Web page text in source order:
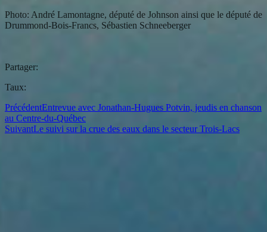
Photo: André Lamontagne, député de Johnson ainsi que le député de
Drummond-Bois-Francs, Sébastien Schneeberger
Partager:
Taux:
PrécédentEntrevue avec Jonathan-Hugues Potvin, jeudis en chanson
au Centre-du-Québec
SuivantLe suivi sur la crue des eaux dans le secteur Trois-Lacs